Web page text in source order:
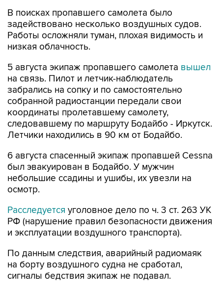
Работы осложняли туман, плохая видимость и
низкая облачность.
5 августа экипаж пропавшего самолета
забрались на сопку и по самостоятельно
собранной радиостанции передали свои
координаты пролетавшему самолету,
следовавшему по маршруту Бодайбо - Иркутск.
Летчики находились в 90 км от Бодайбо.
6 августа спасенный экипаж пропавшей Cessna
небольшие ссадины и ушибы, их увезли на
осмотр.
Расследуется
и эксплуатации воздушного транспорта).
По данным следствия, аварийный радиомаяк
сигналы бедствия экипаж не подавал.
Следствие рассматривает три основные